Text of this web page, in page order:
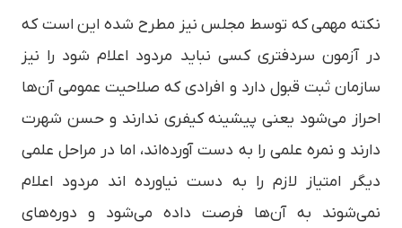
نکته مهمی که توسط مجلس نیز مطرح شده این است که
در آزمون سردفتری کسی نباید مردود اعلام شود را نیز
سازمان ثبت قبول دارد و افرادی که صلاحیت عمومی آن‌ها
احراز می‌شود یعنی پیشینه کیفری ندارند و حسن شهرت
دارند و نمره علمی را به دست آورده‌اند، اما در مراحل علمی
دیگر امتیاز لازم را به دست نیاورده اند مردود اعلام
نمی‌شوند به آن‌ها فرصت داده می‌شود و دوره‌های